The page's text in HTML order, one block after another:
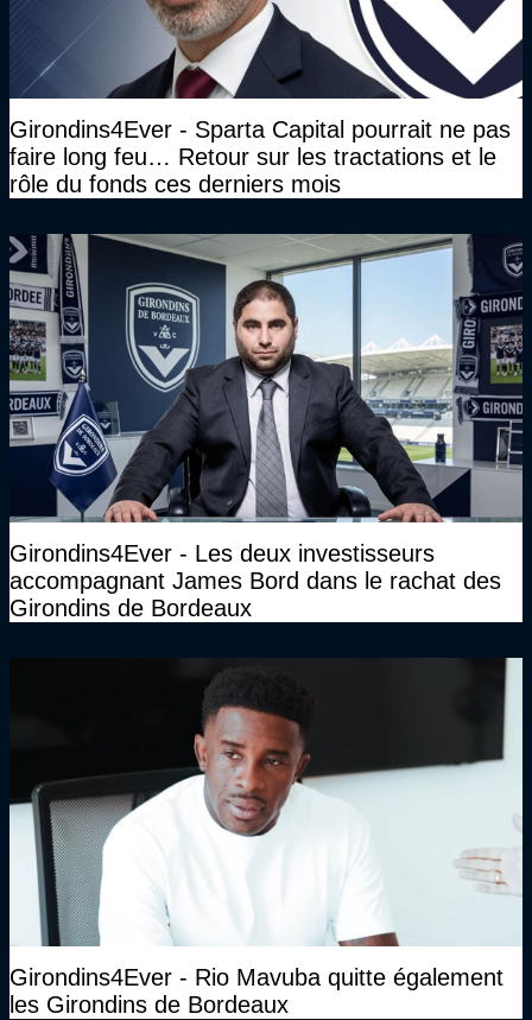
Girondins4Ever - Sparta Capital pourrait ne pas
faire long feu… Retour sur les tractations et le
rôle du fonds ces derniers mois
Girondins4Ever - Les deux investisseurs
accompagnant James Bord dans le rachat des
Girondins de Bordeaux
Girondins4Ever - Rio Mavuba quitte également
les Girondins de Bordeaux